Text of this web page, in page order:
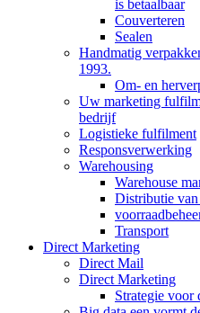
is betaalbaar
Couverteren
Sealen
Handmatig
1993.
Om- en
Uw marketing
bedrijf
Logistieke fulfilment
Responsverwerking
Warehousing
Warehouse
Distributie
Transport
Direct Marketing
Direct Mail
Direct Marketing
Strategie voor